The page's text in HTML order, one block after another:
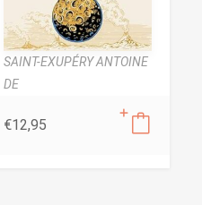
SAINT-EXUPÉRY ANTOINE
DE
€12,95